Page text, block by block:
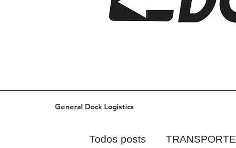
General Dock Logistics
Todos posts TRANSPORTE